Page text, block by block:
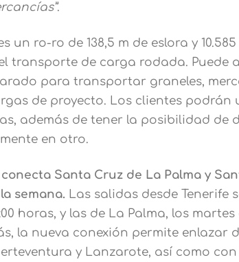
.
un ro-ro de 138,5 m de eslora y
transporte de carga rodada. Puede
para transportar graneles,
de proyecto. Los clientes
además de tener la posibilidad de
en otro.
Santa Cruz de La Palma y
semana. Las salidas desde Tenerife
horas, y las de La Palma, los
la nueva conexión permite enlazar
y Lanzarote, así como